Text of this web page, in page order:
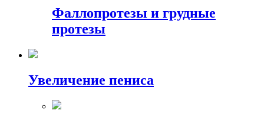
Фаллопротезы и грудные
протезы
Увеличение пениса